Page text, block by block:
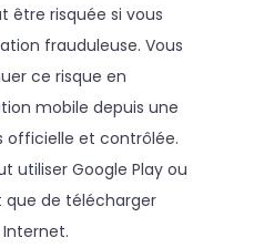
être risquée si vous
frauduleuse. Vous
ce risque en
mobile depuis une
officielle et contrôlée.
utiliser Google Play ou
que de télécharger
Internet.